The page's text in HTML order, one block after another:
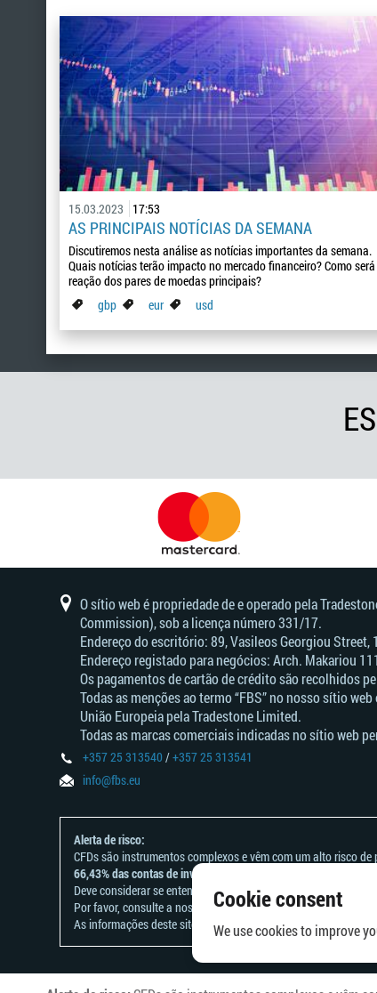
Cookie consent
We use cookies to improve
15.03.2023 17:53
AS PRINCIPAIS NOTÍCIAS DA SEMANA
Discutiremos nesta análise as notícias importantes da semana.
Quais notícias terão impacto no mercado financeiro? Como será
reação dos pares de moedas principais?
gbp
eur usd
O sítio web é propriedade de e operado pela
Commission), sob a licença número 331/17.
Endereço do escritório: 89, Vasileos Georgiou
Endereço registado para negócios: Arch. Makariou
Os pagamentos de cartão de crédito são recolhidos
Todas as menções ao termo “FBS” no nosso sítio
União Europeia pela Tradestone Limited.
Todas as marcas comerciais indicadas no sítio web
+357 25 313540/+357 25 313541
info@fbs.eu
Alerta de risco:
CFDs são instrumentos complexos e vêm com um alto risco
66,43% das contas de investidores de retalho perdem dinheiro
Deve considerar se entende como funcionam os CFDs e se
Por favor, consulte a nossa
Declaração e Reconhecimento de
As informações deste site não se destinam a residentes de